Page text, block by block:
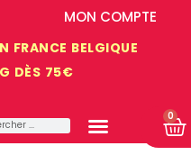
FRANCE BELGIQUE
DÈS 75€
MON COMPTE
0